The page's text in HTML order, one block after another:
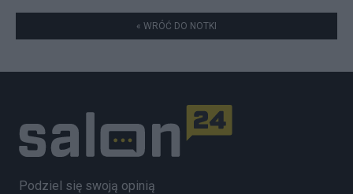
« WRÓĆ DO NOTKI
Podziel się swoją opinią